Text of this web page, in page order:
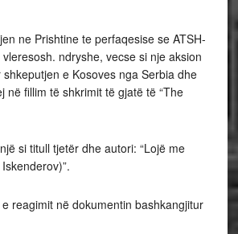
ne Prishtine te perfaqesise se ATSH-
ndryshe, vecse si nje aksion
e Kosoves nga Serbia dhe
në fillim të shkrimit të gjatë të “The
si titull tjetër dhe autori: “Lojë me
reagimit në dokumentin bashkangjitur